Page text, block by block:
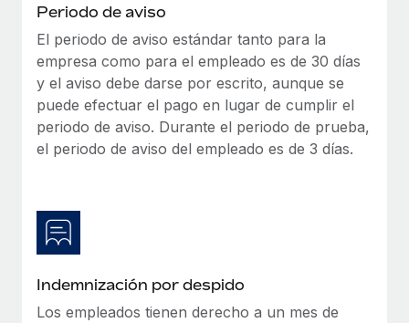
Proporciona dispositivos tecnológicos y contrólalos
en todo el mundo.
Apertura de entidades
Abre entidades conforme a la legalidad enseguida.
Movilidad y reubicación
Reubica a los empleados con facilidad.
Gestiona las prestaciones de los empleados sin
complicaciones.
BLOG
Novedades de producto de Remote:
Integraciones con Gusto y Xero y Contractor
Más información
Pento se convierte en un empleador equitativo
con Remote
Periodo de aviso
El periodo de aviso estándar tanto para la
empresa como para el empleado es de 30 días
y el aviso debe darse por escrito, aunque se
puede efectuar el pago en lugar de cumplir el
periodo de aviso. Durante el periodo de prueba,
el periodo de aviso del empleado es de 3 días.
Indemnización por despido
Los empleados tienen derecho a un mes de